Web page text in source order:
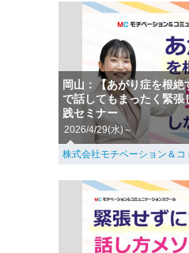
岡山：【あがり症を根
で話してもまったく緊張
践セミナー
2026/4/29(水)～
株式会社モチベーション＆コ